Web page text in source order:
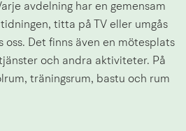
avdelning har en gemensam
titta på TV eller umgås
oss. Det finns även en mötesplats
och andra aktiviteter. På
träningsrum, bastu och rum